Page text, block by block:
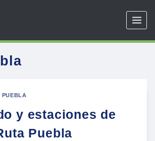
PUEBLA
y estaciones de
Puebla